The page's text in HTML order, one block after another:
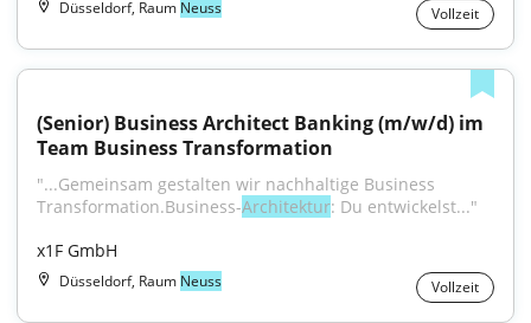
Düsseldorf, Raum Neuss Vollzeit
(Senior) Business Architect Banking (m/w/d) im
Team Business Transformation
"...Gemeinsam gestalten wir nachhaltige Business
Transformation.Business-Architektur: Du entwickelst..."
x1F GmbH
Düsseldorf, Raum Neuss Vollzeit